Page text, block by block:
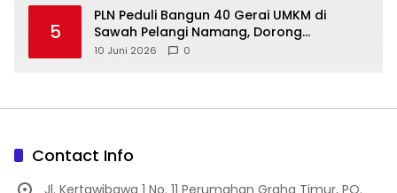
5
‎PLN Peduli Bangun 40 Gerai UMKM di
Sawah Pelangi Namang, Dorong
10 Juni 2026 0
Contact Info
Jl. Kertawibawa 1 No. 11 Perumahan Graha Timur, PO.